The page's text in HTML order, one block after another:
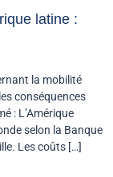
latine :
la mobilité
conséquences
: L’Amérique
selon la Banque
Les coûts […]